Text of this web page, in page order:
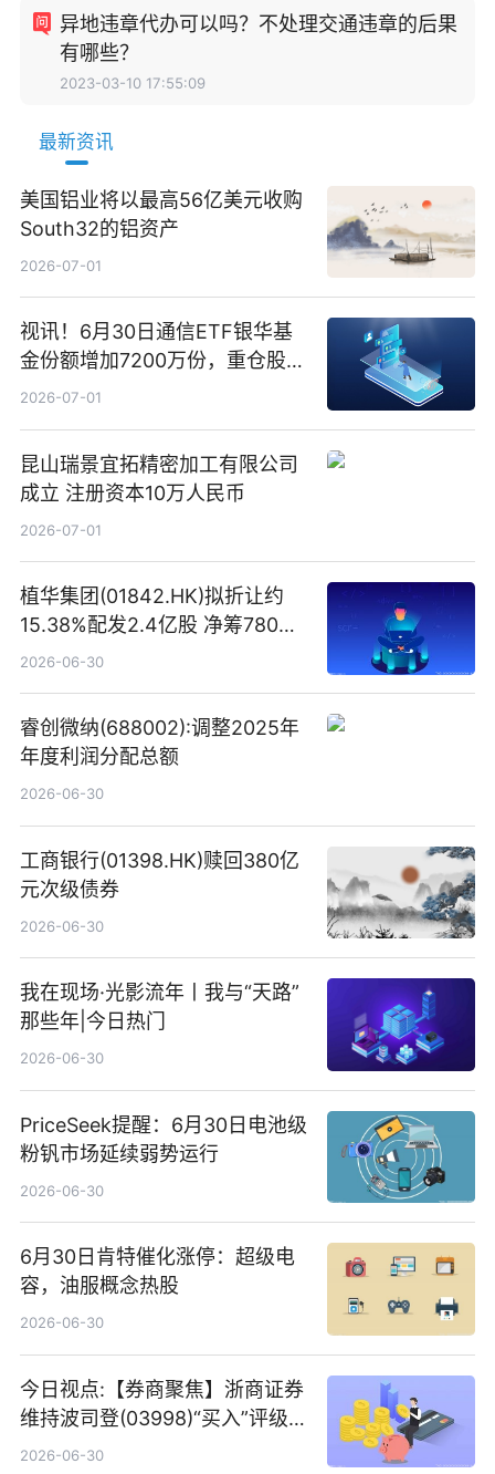
异地违章代办可以吗？不处理交通违章的后果
有哪些？
2023-03-10 17:55:09
最新资讯
美国铝业将以最高56亿美元收购
South32的铝资产
2026-07-01
视讯！6月30日通信ETF银华基
金份额增加7200万份，重仓股新
易盛、中际旭创、立讯精密
2026-07-01
昆山瑞景宜拓精密加工有限公司
成立 注册资本10万人民币
2026-07-01
植华集团(01842.HK)拟折让约
15.38%配发2.4亿股 净筹780万
港元
2026-06-30
睿创微纳(688002):调整2025年
年度利润分配总额
2026-06-30
工商银行(01398.HK)赎回380亿
元次级债券
2026-06-30
我在现场·光影流年丨我与“天路”
那些年|今日热门
2026-06-30
PriceSeek提醒：6月30日电池级
粉钒市场延续弱势运行
2026-06-30
6月30日肯特催化涨停：超级电
容，油服概念热股
2026-06-30
今日视点:【券商聚焦】浙商证券
维持波司登(03998)“买入”评级
指其业绩高质量稳增长
2026-06-30